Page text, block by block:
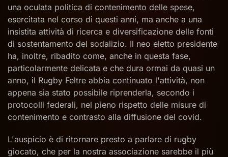
una oculata politica di contenimento delle spese,
esercitata nel corso di questi anni, ma anche a una
insistita attività di ricerca e diversificazione delle fonti
di sostentamento del sodalizio. Il neo eletto presidente
ha, inoltre, ribadito come, anche in questa fase,
particolarmente delicata e che dura ormai da quasi un
anno, il Rugby Feltre abbia continuato l'attività, non
appena sia stato possibile riprenderla, secondo i
protocolli federali, nel pieno rispetto delle misure di
contenimento e contrasto alla diffusione del covid.
L'auspicio è di ritornare presto a parlare di rugby
giocato, che per la nostra associazione sarebbe il più